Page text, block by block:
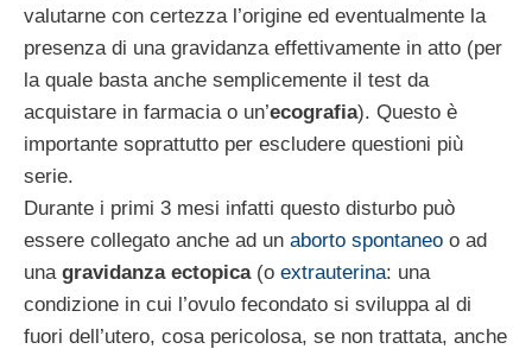
valutarne con certezza l’origine ed eventualmente la
presenza di una gravidanza effettivamente in atto (per
la quale basta anche semplicemente il test da
acquistare in farmacia o un’ecografia). Questo è
importante soprattutto per escludere questioni più
serie.
Durante i primi 3 mesi infatti questo disturbo può
essere collegato anche ad un aborto spontaneo o ad
una gravidanza ectopica(o extrauterina: una
condizione in cui l’ovulo fecondato si sviluppa al di
fuori dell’utero, cosa pericolosa, se non trattata, anche